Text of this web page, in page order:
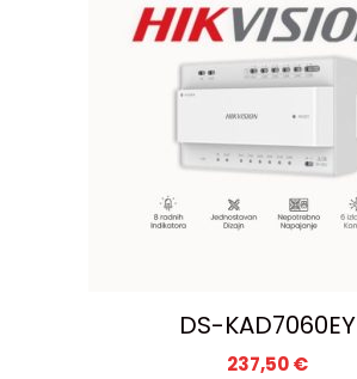
DS-KAD7060EY
237,50€